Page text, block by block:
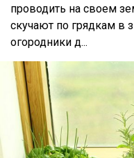
проводить на своем
скучают по грядкам в
огородники д...